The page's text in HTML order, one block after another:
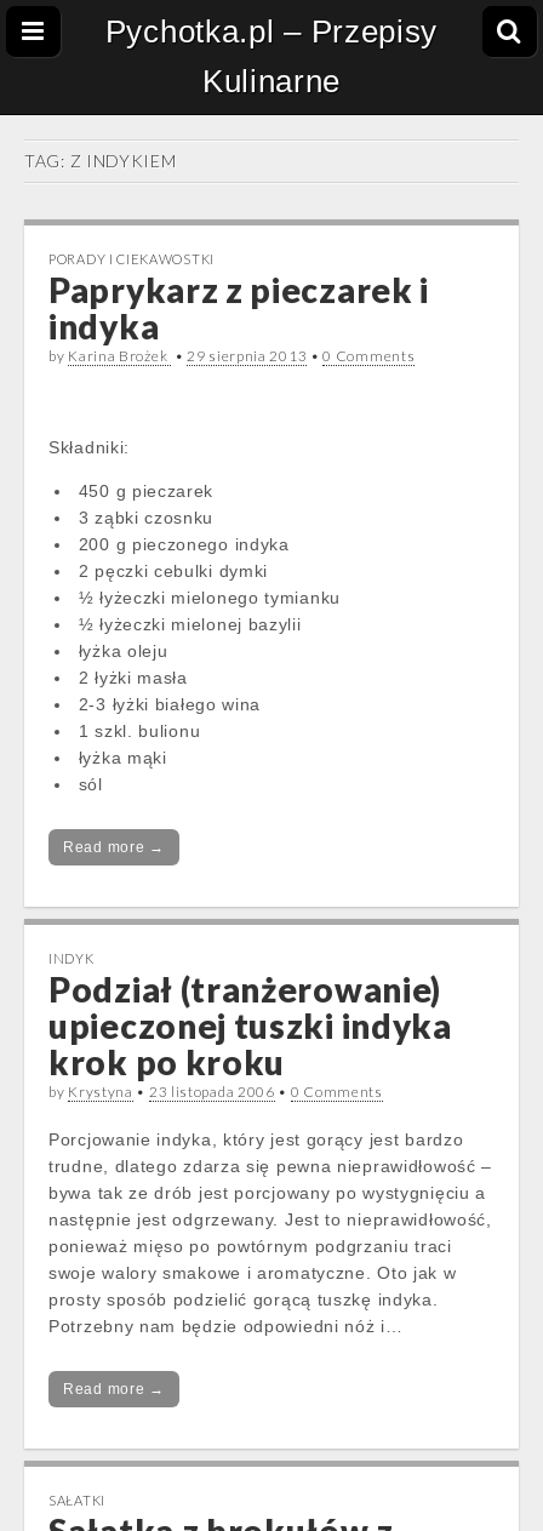
Pychotka.pl – Przepisy
Kulinarne
TAG: Z INDYKIEM
PORADY I CIEKAWOSTKI
Paprykarz z pieczarek i
indyka
by Karina Brożek •29 sierpnia 2013 •0 Comments
Składniki:
450 g pieczarek
3 ząbki czosnku
200 g pieczonego indyka
2 pęczki cebulki dymki
½ łyżeczki mielonego tymianku
½ łyżeczki mielonej bazylii
łyżka oleju
2 łyżki masła
2-3 łyżki białego wina
1 szkl. bulionu
łyżka mąki
sól
Read more →
INDYK
Podział (tranżerowanie)
upieczonej tuszki indyka
krok po kroku
by Krystyna • 23 listopada 2006 • 0 Comments
Porcjowanie indyka, który jest gorący jest bardzo
trudne, dlatego zdarza się pewna nieprawidłowość –
bywa tak ze drób jest porcjowany po wystygnięciu a
następnie jest odgrzewany. Jest to nieprawidłowość,
ponieważ mięso po powtórnym podgrzaniu traci
swoje walory smakowe i aromatyczne. Oto jak w
prosty sposób podzielić gorącą tuszkę indyka.
Potrzebny nam będzie odpowiedni nóż i…
Read more →
SAŁATKI